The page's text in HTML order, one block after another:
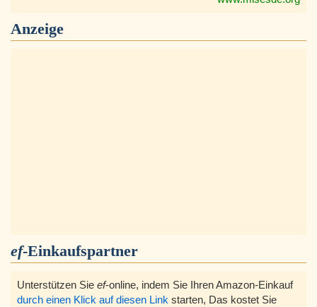
Anzeige
ef-Einkaufspartner
Unterstützen Sie ef-online, indem Sie Ihren Amazon-Einkauf
durch einen Klick auf diesen Link starten, Das kostet Sie